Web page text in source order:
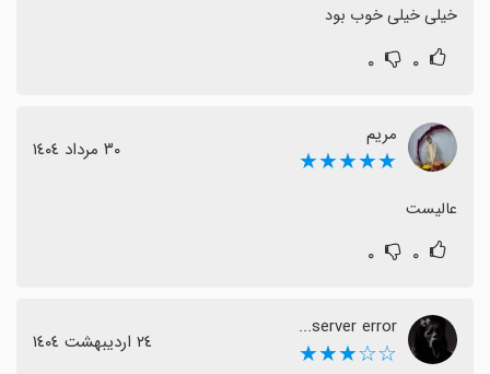
خیلی خیلی خوب بود
۰ ۰
مریم
★★★★★ ٣٠ مرداد ١٤٠٤
عالیست
۰ ۰
server error...
☆☆★★★ ٢٤ اردیبهشت ١٤٠٤